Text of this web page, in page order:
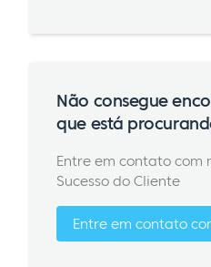
Não consegue
que está
Entre em contato com
Sucesso do Cliente
Entre em contato